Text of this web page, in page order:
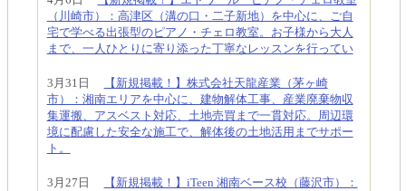
（川崎市）：高津区（溝の口・二子新地）を中心に、ご自
宅で学べる出張型のピアノ・チェロ教室。お子様から大人
まで、一人ひとりに寄り添った丁寧なレッスンを行ってい
3月31日
【新規掲載！】株式会社天龍産業（茅ヶ崎
市）：湘南エリアを中心に、建物解体工事、産業廃棄物収
集運搬、アスベスト対応、土地売買まで一貫対応。周辺環
境に配慮した安全な施工で、解体後の土地活用までサポー
ト。
3月27日
【新規掲載！】iTeen 湘南ベース校（藤沢市）：